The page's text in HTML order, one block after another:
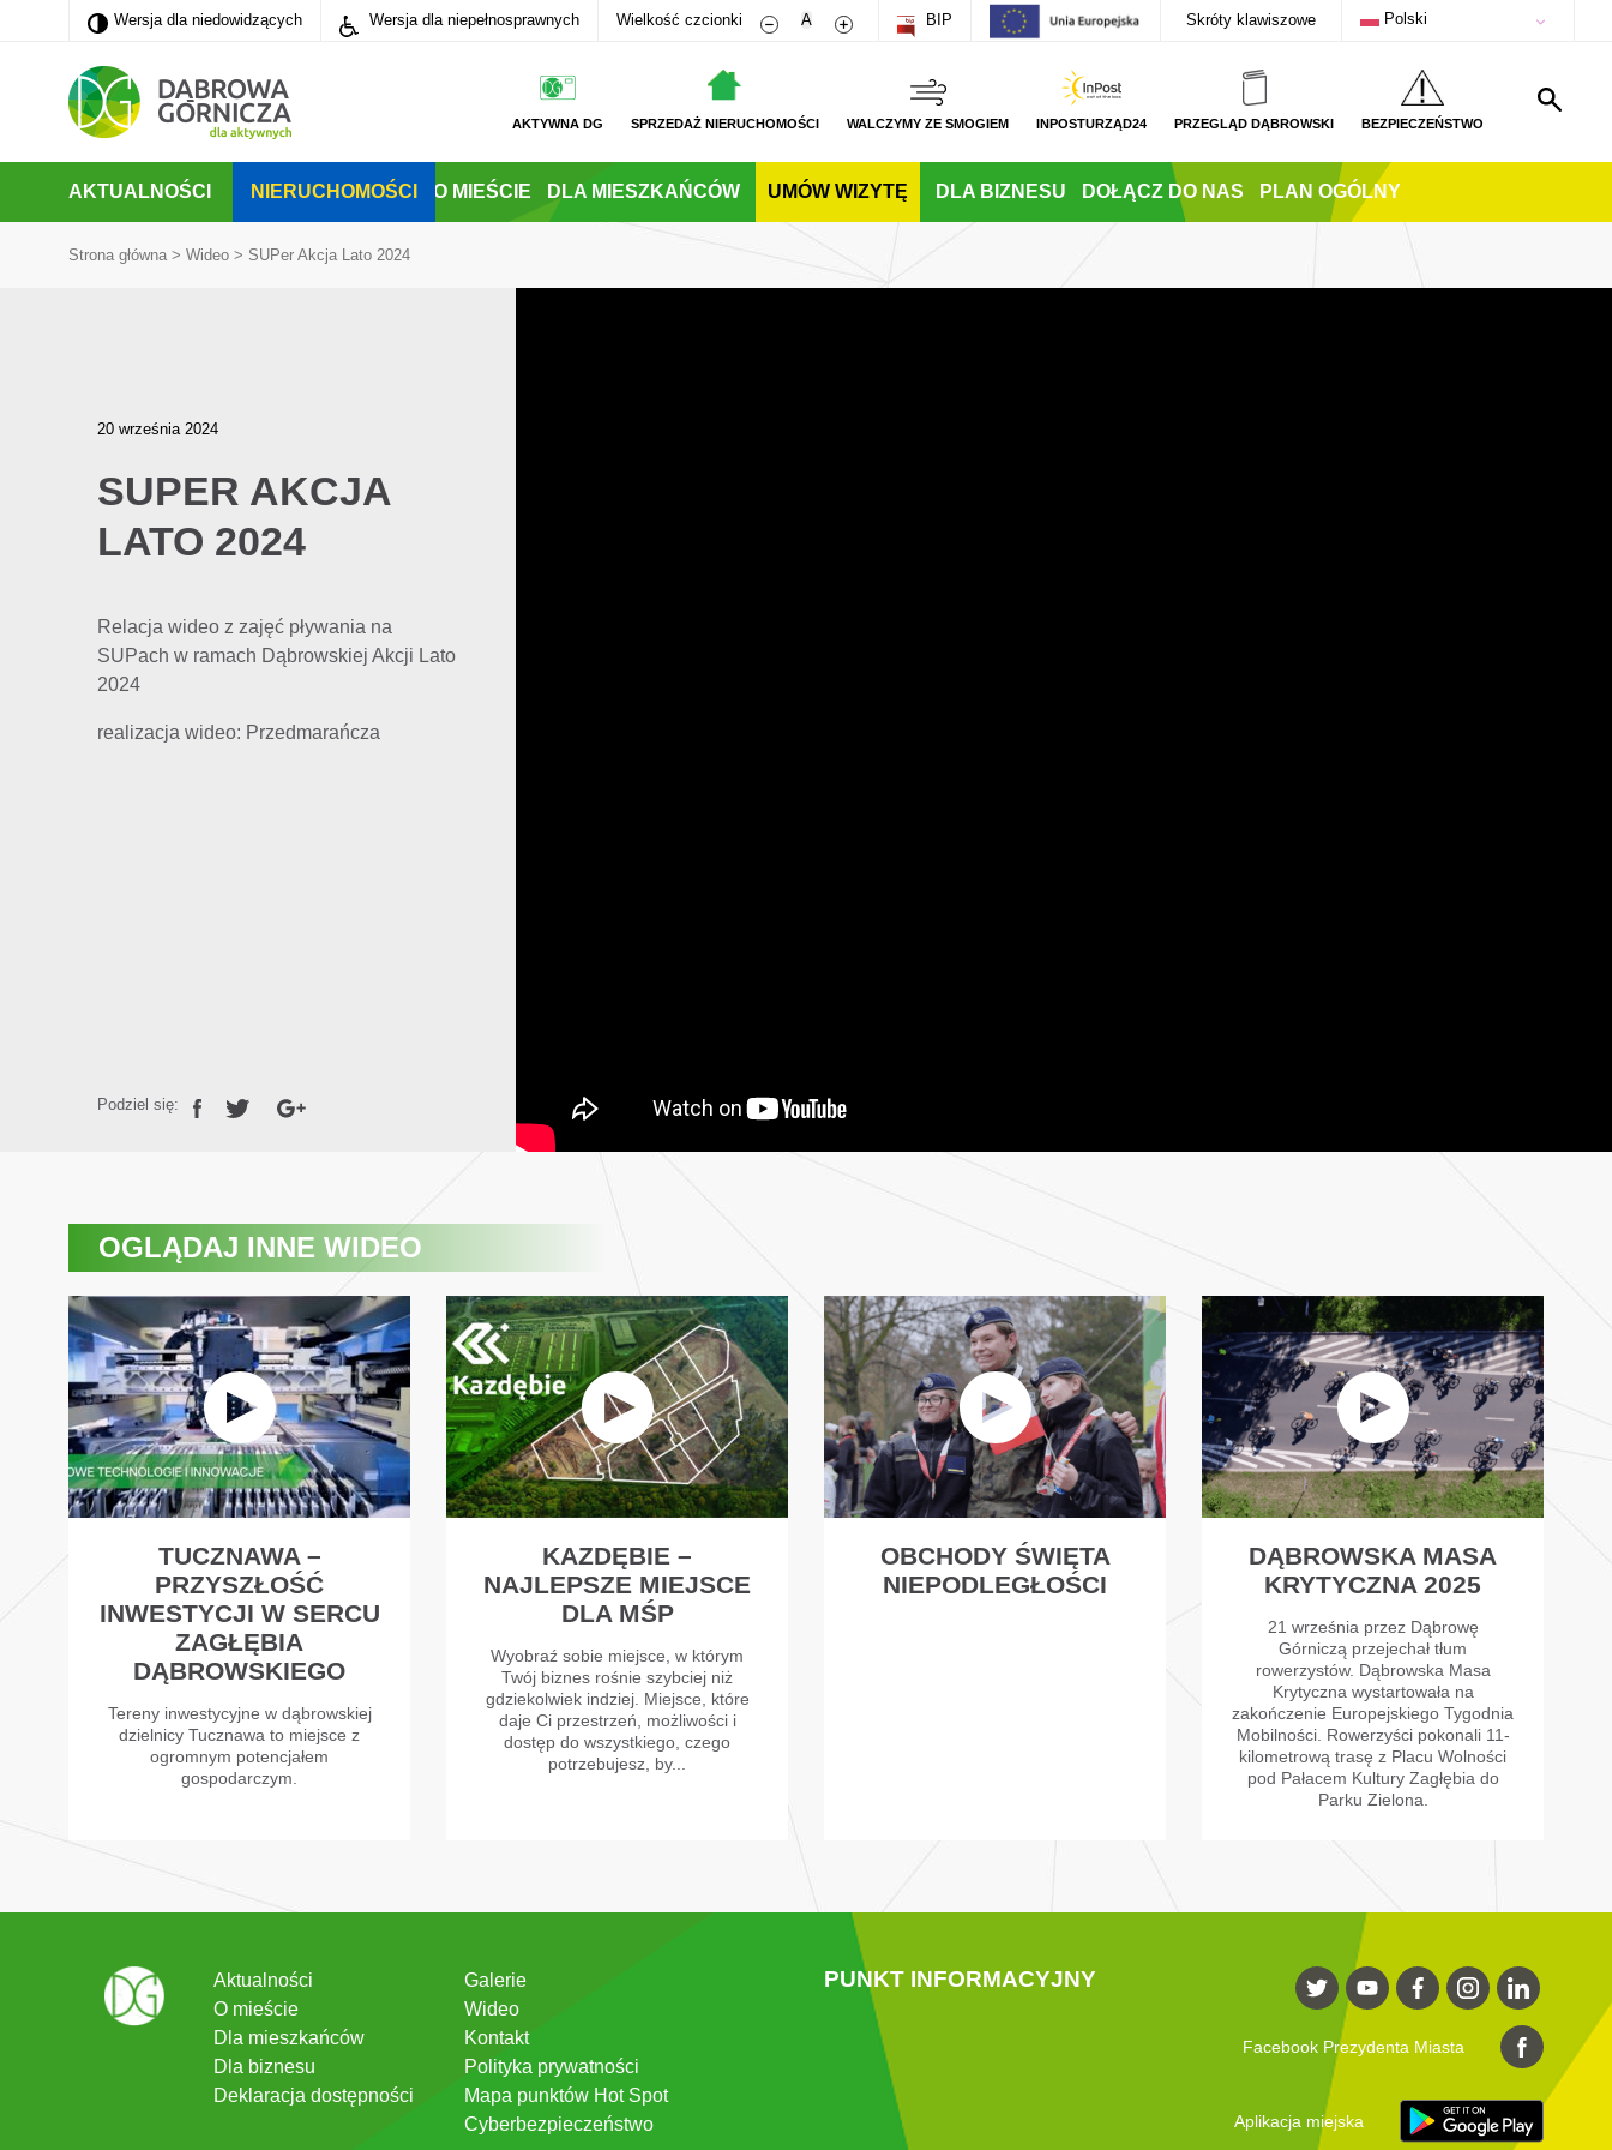
PRZEJDŹ DO MENU GŁÓWNEGO
PRZEJDŹ DO WYSZUKIWARKI
PRZEJDŹ DO TREŚCI
Wersja dla niedowidzących
Wersja dla niedowidzących Wersja dla niepełnosprawnych Wielkość czcionki Zmniejsz rozmiar czcionki
A Zwiększ rozmiar czcionki
BIP Skróty klawiszowe Polski
AKTYWNA DG SPRZEDAŻ NIERUCHOMOŚCI WALCZYMY ZE SMOGIEM INPOSTURZĄD24 PRZEGLĄD DĄBROWSKI BEZPIECZEŃSTWO
AKTUALNOŚCI NIERUCHOMOŚCI O MIEŚCIE DLA MIESZKAŃCÓW UMÓW WIZYTĘ DLA BIZNESU DOŁĄCZ DO NAS PLAN OGÓLNY
Strona główna > Wideo > SUPer Akcja Lato 2024
20 września 2024
SUPER AKCJA
LATO 2024
Relacja wideo z zajęć pływania na
SUPach w ramach Dąbrowskiej Akcji Lato
2024
realizacja wideo: Przedmarańcza
Podziel się:
OGLĄDAJ INNE WIDEO
TUCZNAWA –
PRZYSZŁOŚĆ
INWESTYCJI W SERCU
ZAGŁĘBIA
DĄBROWSKIEGO
Tereny inwestycyjne w dąbrowskiej
dzielnicy Tucznawa to miejsce z
ogromnym potencjałem
gospodarczym.
KAZDĘBIE –
NAJLEPSZE MIEJSCE
DLA MŚP
Wyobraź sobie miejsce, w którym
Twój biznes rośnie szybciej niż
gdziekolwiek indziej. Miejsce, które
daje Ci przestrzeń, możliwości i
dostęp do wszystkiego, czego
potrzebujesz, by...
OBCHODY ŚWIĘTA
NIEPODLEGŁOŚCI
DĄBROWSKA MASA
KRYTYCZNA 2025
21 września przez Dąbrowę
Górniczą przejechał tłum
rowerzystów. Dąbrowska Masa
Krytyczna wystartowała na
zakończenie Europejskiego Tygodnia
Mobilności. Rowerzyści pokonali 11-
kilometrową trasę z Placu Wolności
pod Pałacem Kultury Zagłębia do
Parku Zielona.
Aktualności
O mieście
Dla mieszkańców
Dla biznesu
Deklaracja dostępności
Galerie
Wideo
Kontakt
Polityka prywatności
Mapa punktów Hot Spot
Cyberbezpieczeństwo
PUNKT INFORMACYJNY
Facebook Prezydenta Miasta
Aplikacja miejska